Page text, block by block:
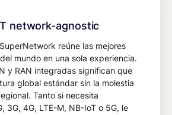
network-agnostic
reúne las mejores
mundo en una sola experiencia.
y RAN integradas significan que
global estándar sin la molestia
Tanto si necesita
3G, 4G, LTE-M, NB-IoT o 5G, le